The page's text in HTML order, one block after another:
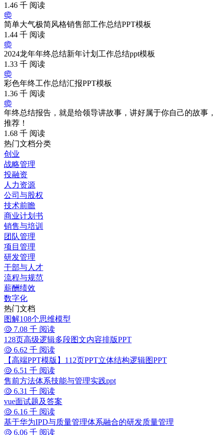
1.46 千 阅读
简单大气极简风格销售部工作总结PPT模板
1.44 千 阅读
2024龙年年终总结新年计划工作总结ppt模板
1.33 千 阅读
彩色年终工作总结汇报PPT模板
1.36 千 阅读
年终总结报告，就是给领导讲故事，讲好属于你自己的故事，
推荐！
1.68 千 阅读
热门文档分类
创业
战略管理
投融资
人力资源
公司与股权
技术前瞻
商业计划书
销售与培训
团队管理
项目管理
研发管理
干部与人才
流程与规范
薪酬绩效
数字化
热门文档
图解108个思维模型
7.08 千 阅读
128页高级逻辑多段图文内容排版PPT
6.62 千 阅读
【高端PPT模版】112页PPT立体结构逻辑图PPT
6.51 千 阅读
售前方法体系技能与管理实践ppt
6.31 千 阅读
vue面试题及答案
6.16 千 阅读
基于华为IPD与质量管理体系融合的研发质量管理
6.06 千 阅读